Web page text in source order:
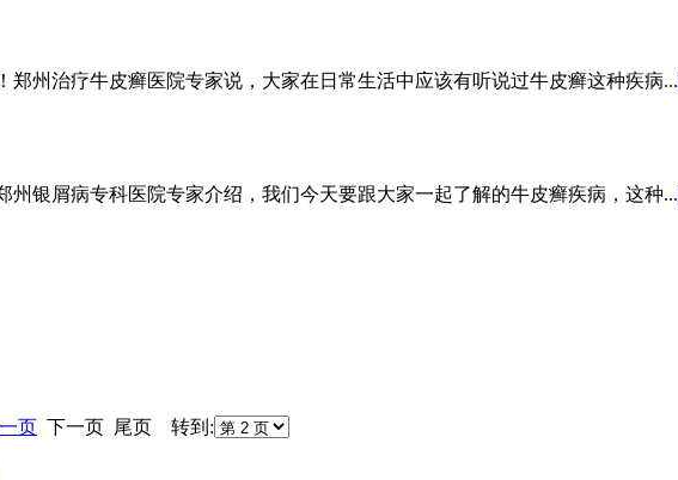
郑州治疗牛皮癣医院专家说，大家在日常生活中应该有听说过牛皮癣这种疾病...
州银屑病专科医院专家介绍，我们今天要跟大家一起了解的牛皮癣疾病，这种...
一页 下一页 尾页 转到: